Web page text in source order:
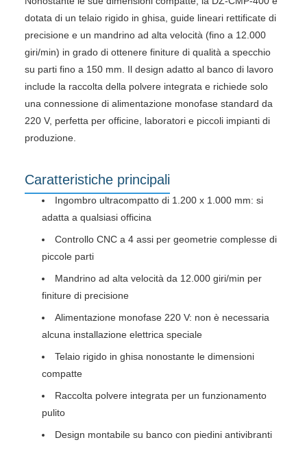
dotata di un telaio rigido in ghisa, guide lineari rettificate di
precisione e un mandrino ad alta velocità (fino a 12.000
giri/min) in grado di ottenere finiture di qualità a specchio
su parti fino a 150 mm. Il design adatto al banco di lavoro
include la raccolta della polvere integrata e richiede solo
una connessione di alimentazione monofase standard da
220 V, perfetta per officine, laboratori e piccoli impianti di
produzione.
Caratteristiche principali
Ingombro ultracompatto di 1.200 x 1.000 mm: si
adatta a qualsiasi officina
Controllo CNC a 4 assi per geometrie complesse di
piccole parti
Mandrino ad alta velocità da 12.000 giri/min per
finiture di precisione
Alimentazione monofase 220 V: non è necessaria
alcuna installazione elettrica speciale
Telaio rigido in ghisa nonostante le dimensioni
compatte
Raccolta polvere integrata per un funzionamento
pulito
Design montabile su banco con piedini antivibranti